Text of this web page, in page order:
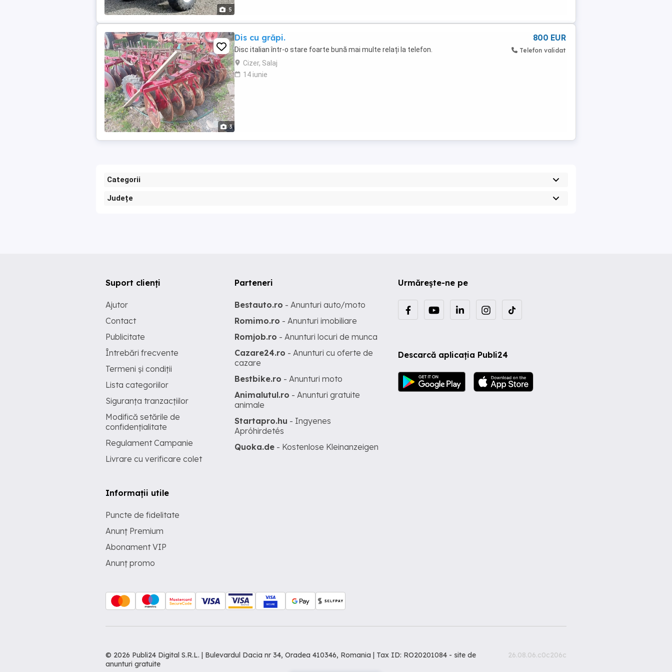
5
3
Dis cu grăpi.
Disc italian într-o stare foarte bună mai multe relați la telefon.
Cizer, Salaj
14 iunie
800 EUR
Telefon validat
Categorii
Județe
Urmărește-ne pe
Descarcă aplicația Publi24
Suport clienți
Ajutor
Contact
Publicitate
Întrebări frecvente
Termeni și condiții
Lista categoriilor
Siguranța tranzacțiilor
Modifică setările de
confidențialitate
Regulament Campanie
Livrare cu verificare colet
Informații utile
Puncte de fidelitate
Anunț Premium
Abonament VIP
Anunț promo
Parteneri
Bestauto.ro - Anunturi auto/moto
Romimo.ro - Anunturi imobiliare
Romjob.ro - Anunturi locuri de munca
Cazare24.ro - Anunturi cu oferte de
cazare
Bestbike.ro - Anunturi moto
Animalutul.ro - Anunturi gratuite
animale
Startapro.hu - Ingyenes
Apróhirdetés
Quoka.de - Kostenlose Kleinanzeigen
© 2026 Publi24 Digital S.R.L. | Bulevardul Dacia nr 34, Oradea 410346, Romania | Tax ID: RO20201084 - site de
anunturi gratuite
26.08.06.c0c206c